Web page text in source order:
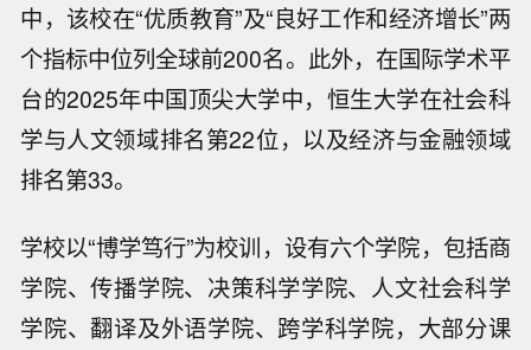
中，该校在“优质教育”及“良好工作和经济增长”两
个指标中位列全球前200名。此外，在国际学术平
台的2025年中国顶尖大学中，恒生大学在社会科
学与人文领域排名第22位，以及经济与金融领域
排名第33。
学校以“博学笃行”为校训，设有六个学院，包括商
学院、传播学院、决策科学学院、人文社会科学
学院、翻译及外语学院、跨学科学院，大部分课